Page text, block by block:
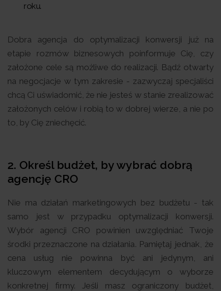
roku.
Dobra agencja do optymalizacji konwersji już na
etapie rozmów biznesowych poinformuje Cię, czy
założone cele są możliwe do realizacji. Bądź otwarty
na negocjacje w tym zakresie - zazwyczaj specjaliści
chcą Ci uświadomić, że nie jesteś w stanie zrealizować
założonych celów i robią to w dobrej wierze, a nie po
to, by Cię zniechęcić.
2. Określ budżet, by wybrać dobrą
agencję CRO
Nie ma działań marketingowych bez budżetu - tak
samo jest w przypadku optymalizacji konwersji.
Wybór agencji CRO powinien uwzględniać Twoje
środki przeznaczone na działania. Pamiętaj jednak, że
cena usług nie powinna być ani jedynym, ani
kluczowym elementem decydującym o wyborze
konkretnej firmy. Jeśli masz ograniczony budżet,